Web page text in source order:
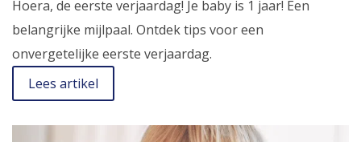
Hoera, de eerste verjaardag! Je baby is 1 jaar! Een
belangrijke mijlpaal. Ontdek tips voor een
onvergetelijke eerste verjaardag.
Lees artikel